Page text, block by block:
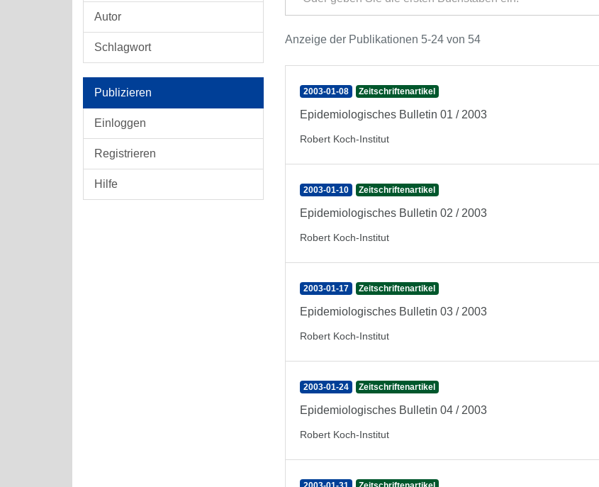
Autor
Schlagwort
Publizieren
Einloggen
Registrieren
Hilfe
Anzeige der Publikationen 5-24 von 54
2003-01-08 Zeitschriftenartikel
Epidemiologisches Bulletin 01 / 2003
Robert Koch-Institut
2003-01-10 Zeitschriftenartikel
Epidemiologisches Bulletin 02 / 2003
Robert Koch-Institut
2003-01-17 Zeitschriftenartikel
Epidemiologisches Bulletin 03 / 2003
Robert Koch-Institut
2003-01-24 Zeitschriftenartikel
Epidemiologisches Bulletin 04 / 2003
Robert Koch-Institut